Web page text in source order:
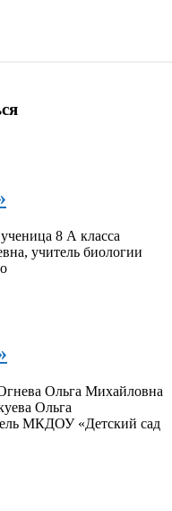
8 А класса
учитель биологии
Ольга Михайловна
Ольга
МКДОУ «Детский сад